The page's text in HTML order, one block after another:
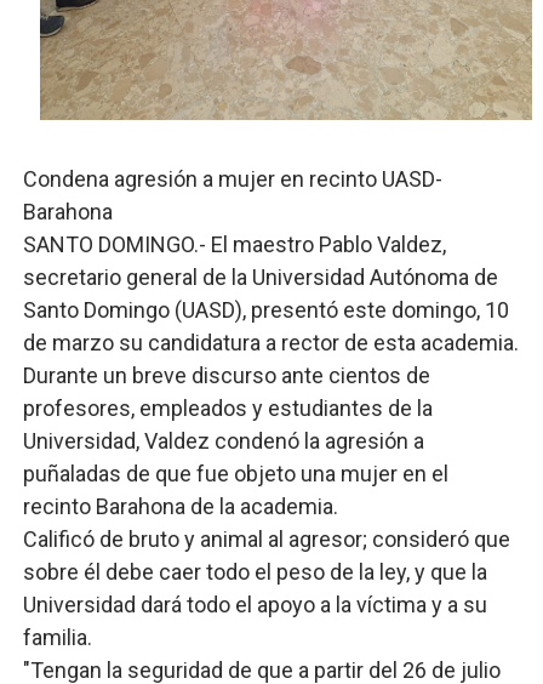
Osiris de León responde a Roberto Tineo y a Yeisy
DGPCF: 55 años sembrando desarrollo y
-Propeep y Gestión Presidencial encabezan entrega
Ministerio de Defensa siembra esperanza y protege
Condena agresión a mujer en recinto UASD-
Barahona
SANTO DOMINGO.- El maestro Pablo Valdez,
secretario general de la Universidad Autónoma de
Santo Domingo (UASD), presentó este domingo, 10
de marzo su candidatura a rector de esta academia.
Durante un breve discurso ante cientos de
profesores, empleados y estudiantes de la
Universidad, Valdez condenó la agresión a
puñaladas de que fue objeto una mujer en el
recinto Barahona de la academia.
Calificó de bruto y animal al agresor; consideró que
sobre él debe caer todo el peso de la ley, y que la
Universidad dará todo el apoyo a la víctima y a su
familia.
"Tengan la seguridad de que a partir del 26 de julio